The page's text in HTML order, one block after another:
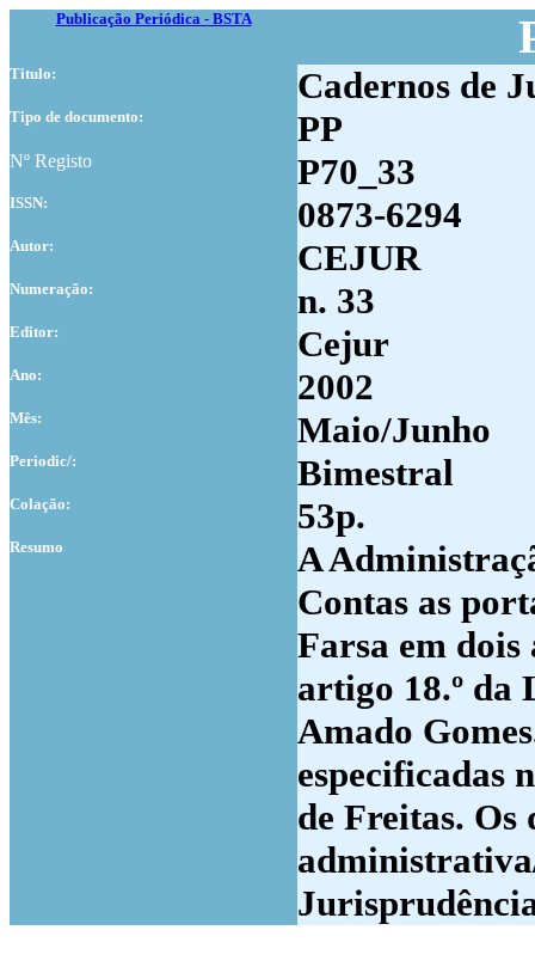
Publicação Periódica - BSTA
Titulo: Cadernos de
Tipo de documento: PP
Nº Registo P70_33
ISSN: 0873-6294
Autor: CEJUR
Numeração: n. 33
Editor: Cejur
Ano: 2002
Mês: Maio/Junho
Periodic/: Bimestral
Colação: 53p.
Resumo
A
Contas as
Farsa em dois
artigo 18.º da
Amado
especificadas
de Freitas.